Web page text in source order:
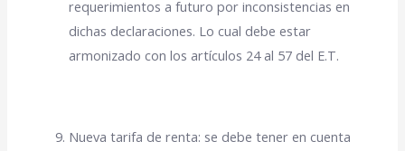
requerimientos a futuro por inconsistencias en
dichas declaraciones. Lo cual debe estar
armonizado con los artículos 24 al 57 del E.T.
Nueva tarifa de renta: se debe tener en cuenta